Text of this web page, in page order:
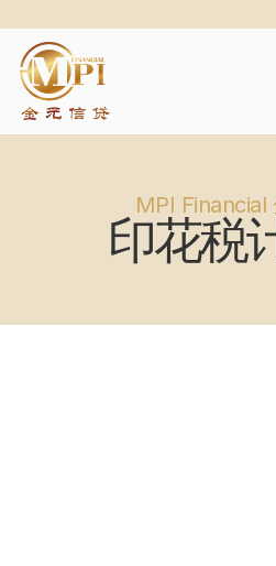
MPI Financial
印花税